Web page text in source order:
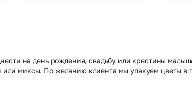
на день рождения, свадьбу или крестины
миксы. По желанию клиента мы упакуем цветы в